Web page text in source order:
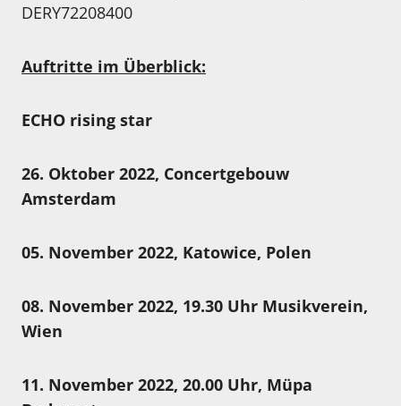
DERY72208400
Auftritte im Überblick:
ECHO rising star
26. Oktober 2022, Concertgebouw
Amsterdam
05. November 2022, Katowice, Polen
08. November 2022, 19.30 Uhr Musikverein,
Wien
11. November 2022, 20.00 Uhr, Müpa